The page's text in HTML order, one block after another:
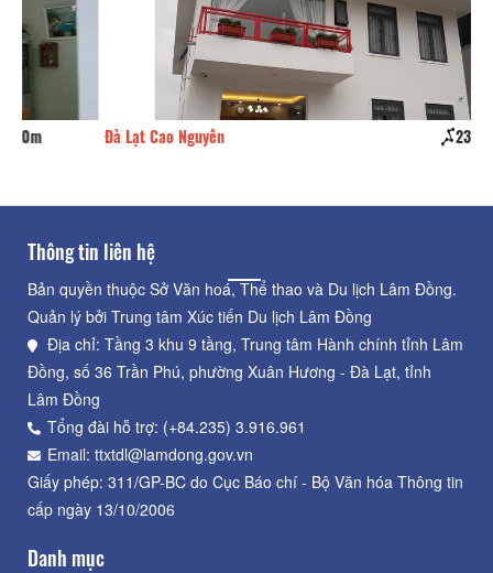
Đà Lạt Cao Nguyên
Thông tin liên hệ
Bản quyền thuộc Sở Văn hoá, Thể thao và Du lịch Lâm Đồng.
Quản lý bởi Trung tâm Xúc tiến Du lịch Lâm Đồng
Địa chỉ: Tầng 3 khu 9 tầng, Trung tâm Hành chính tỉnh Lâm
Đồng, số 36 Trần Phú, phường Xuân Hương - Đà Lạt, tỉnh
Lâm Đồng
Tổng đài hỗ trợ: (+84.235) 3.916.961
Email: ttxtdl@lamdong.gov.vn
Giấy phép: 311/GP-BC do Cục Báo chí - Bộ Văn hóa Thông tin
cấp ngày 13/10/2006
Danh mục